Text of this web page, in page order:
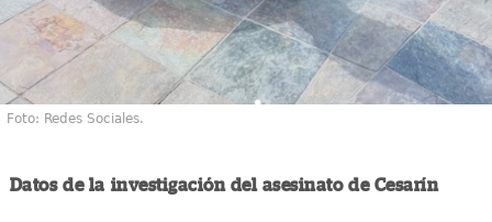
Foto: Redes Sociales.
Datos de la investigación del asesinato de Cesarín